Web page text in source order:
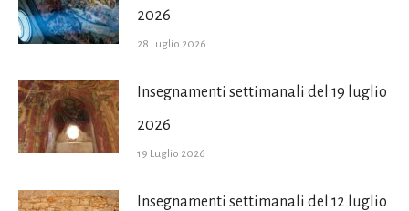
2026
28 Luglio 2026
Insegnamenti settimanali del 19 luglio
2026
19 Luglio 2026
Insegnamenti settimanali del 12 luglio